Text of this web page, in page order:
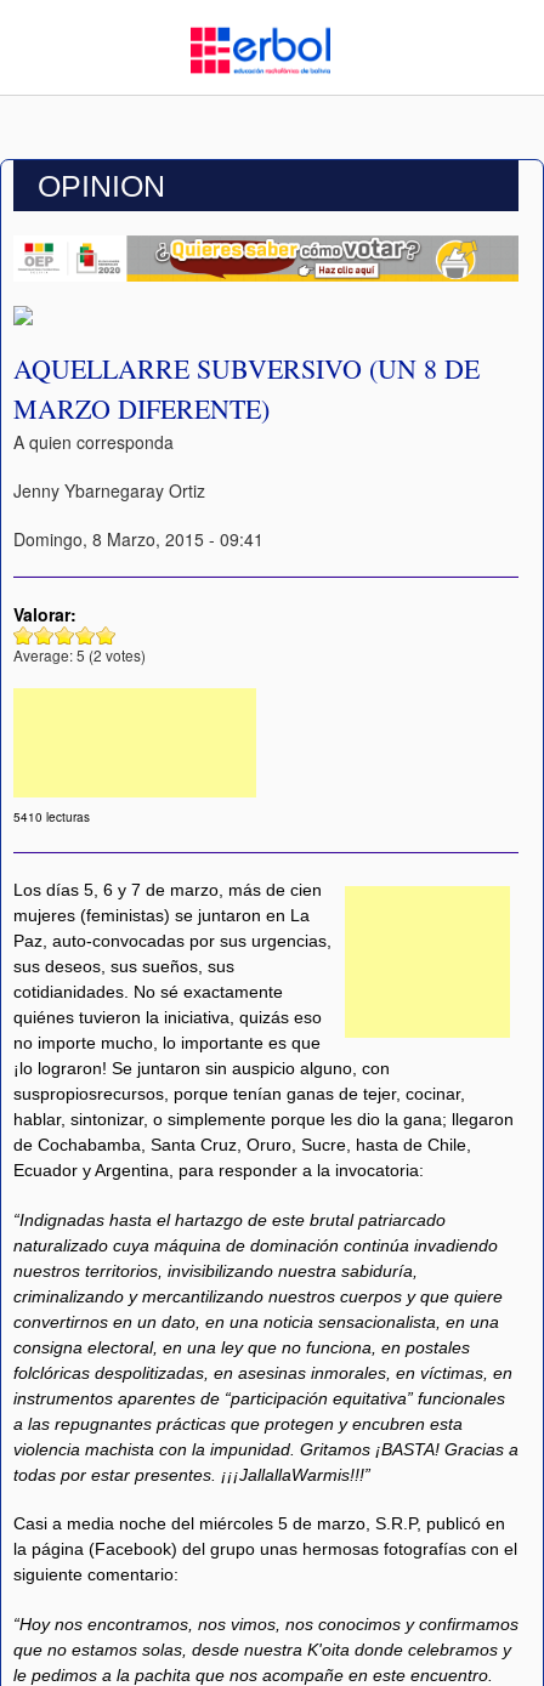
OPINION
AQUELLARRE SUBVERSIVO (UN 8 DE
MARZO DIFERENTE)
A quien corresponda
Jenny Ybarnegaray Ortiz
Domingo, 8 Marzo, 2015 - 09:41
Valorar:
Average:5 (2 votes)
5410 lecturas
Los días 5, 6 y 7 de marzo, más de cien
mujeres (feministas) se juntaron en La
Paz, auto-convocadas por sus urgencias,
sus deseos, sus sueños, sus
cotidianidades. No sé exactamente
quiénes tuvieron la iniciativa, quizás eso
no importe mucho, lo importante es que
¡lo lograron! Se juntaron sin auspicio alguno, con
suspropiosrecursos, porque tenían ganas de tejer, cocinar,
hablar, sintonizar, o simplemente porque les dio la gana; llegaron
de Cochabamba, Santa Cruz, Oruro, Sucre, hasta de Chile,
Ecuador y Argentina, para responder a la invocatoria:
“Indignadas hasta el hartazgo de este brutal patriarcado
naturalizado cuya máquina de dominación continúa invadiendo
nuestros territorios, invisibilizando nuestra sabiduría,
criminalizando y mercantilizando nuestros cuerpos y que quiere
convertirnos en un dato, en una noticia sensacionalista, en una
consigna electoral, en una ley que no funciona, en postales
folclóricas despolitizadas, en asesinas inmorales, en víctimas, en
instrumentos aparentes de “participación equitativa” funcionales
a las repugnantes prácticas que protegen y encubren esta
violencia machista con la impunidad. Gritamos ¡BASTA! Gracias a
todas por estar presentes. ¡¡¡JallallaWarmis!!!”
Casi a media noche del miércoles 5 de marzo, S.R.P, publicó en
la página (Facebook) del grupo unas hermosas fotografías con el
siguiente comentario:
“Hoy nos encontramos, nos vimos, nos conocimos y confirmamos
que no estamos solas, desde nuestra K'oita donde celebramos y
le pedimos a la pachita que nos acompañe en este encuentro.